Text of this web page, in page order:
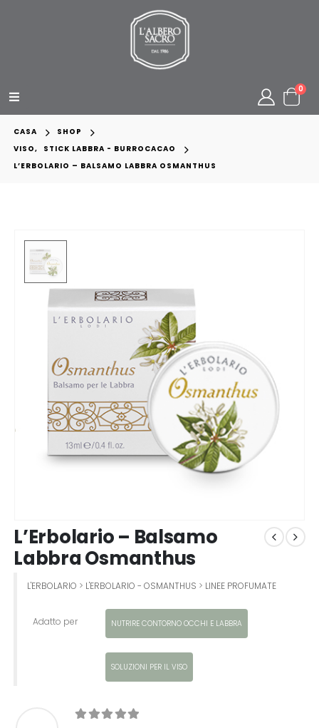
0
CASA
SHOP
VISO,
STICK LABBRA - BURROCACAO
L’ERBOLARIO – BALSAMO LABBRA OSMANTHUS
L’Erbolario – Balsamo
Labbra Osmanthus
L'ERBOLARIO > L'ERBOLARIO - OSMANTHUS > LINEE PROFUMATE
Adatto per NUTRIRE CONTORNO OCCHI E LABBRA
SOLUZIONI PER IL VISO